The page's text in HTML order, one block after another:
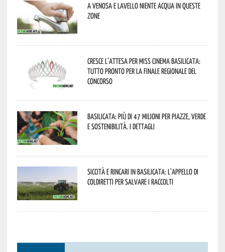
A Venosa e Lavello niente acqua in queste
zone
Cresce l’attesa per Miss Cinema Basilicata:
tutto pronto per la finale regionale del
concorso
Basilicata: più di 47 milioni per piazze, verde
e sostenibilità. I dettagli
Siccità e rincari in Basilicata: l’appello di
Coldiretti per salvare i raccolti